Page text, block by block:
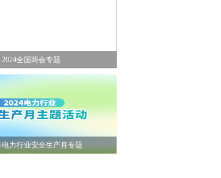
2024全国两会专题
电力行业安全生产月专题